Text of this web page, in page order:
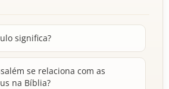
significa?
se relaciona com as
na Bíblia?